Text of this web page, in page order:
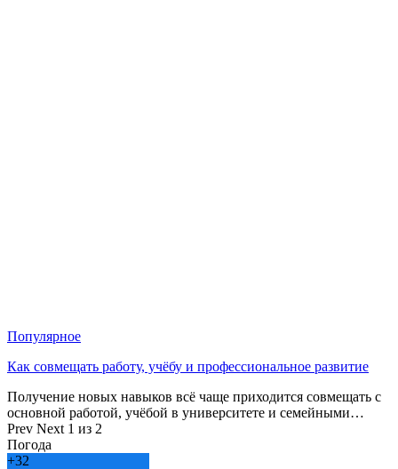
Популярное
Как совмещать работу, учёбу и профессиональное развитие
Получение новых навыков всё чаще приходится совмещать с
основной работой, учёбой в университете и семейными…
Prev Next 1 из 2
Погода
+32